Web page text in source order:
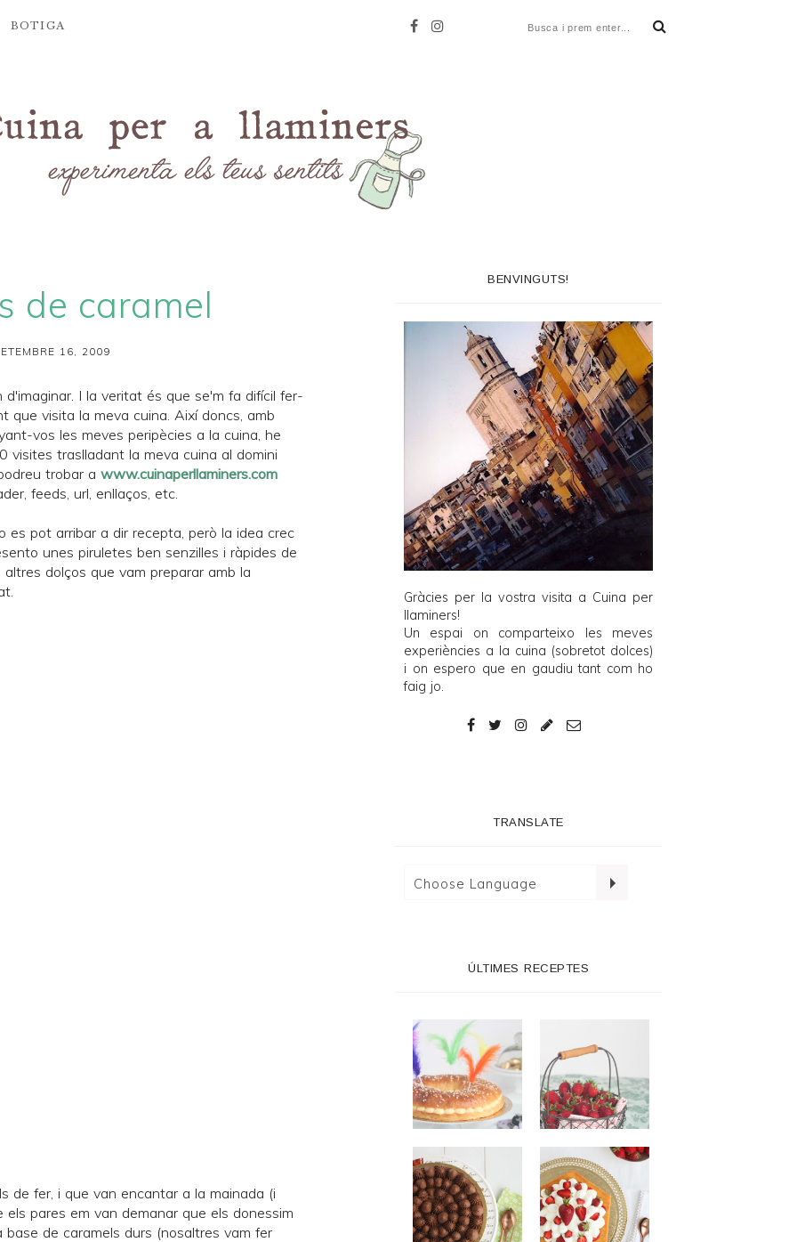
BOTIGA
de caramel
16, 2009
I la veritat és que se'm fa difícil fer-
visita la meva cuina. Així doncs, amb
vos les meves peripècies a la cuina, he
visites traslladant la meva cuina al domini
trobar a www.cuinaperllaminers.com
feeds, url, enllaços, etc.
es pot arribar a dir recepta, però la idea crec
unes piruletes ben senzilles i ràpides de
dolços que vam preparar amb la
.
de fer, i que van encantar a la mainada (i
pares em van demanar que els donessim
de caramels durs (nosaltres vam fer
BENVINGUTS!
Gràcies per la vostra visita a Cuina per
llaminers!
Un espai on comparteixo les meves
experiències a la cuina (sobretot dolces)
i on espero que en gaudiu tant com ho
faig jo.
TRANSLATE
ÚLTIMES RECEPTES